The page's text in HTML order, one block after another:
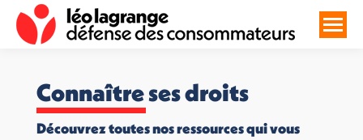
Connaître ses droits
Découvrez toutes nos ressources qui vous